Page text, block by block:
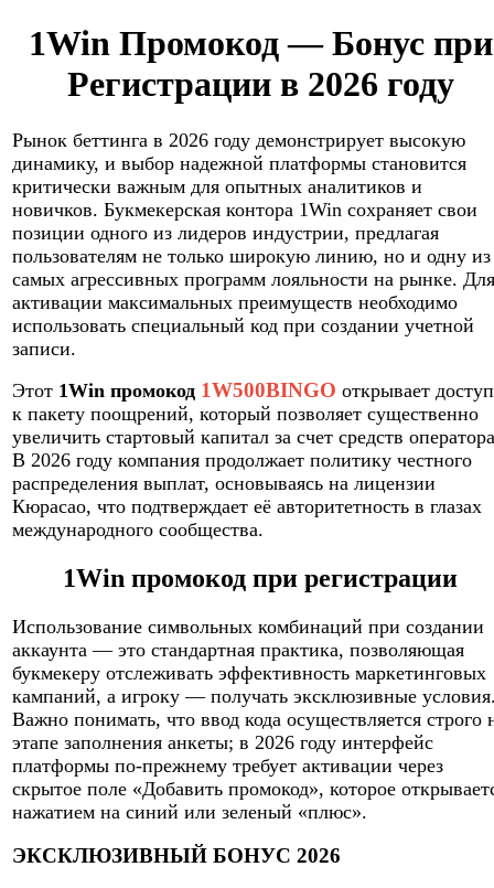
1Win Промокод — Бонус при
Регистрации в 2026 году
Рынок беттинга в 2026 году демонстрирует высокую
динамику, и выбор надежной платформы становится
критически важным для опытных аналитиков и
новичков. Букмекерская контора 1Win сохраняет свои
позиции одного из лидеров индустрии, предлагая
пользователям не только широкую линию, но и одну из
самых агрессивных программ лояльности на рынке. Для
активации максимальных преимуществ необходимо
использовать специальный код при создании учетной
записи.
Этот 1Win промокод 1W500BINGO открывает доступ
к пакету поощрений, который позволяет существенно
увеличить стартовый капитал за счет средств
В 2026 году компания продолжает политику честного
распределения выплат, основываясь на лицензии
Кюрасао, что подтверждает её авторитетность в глазах
международного сообщества.
1Win промокод при регистрации
Использование символьных комбинаций при создании
аккаунта — это стандартная практика, позволяющая
букмекеру отслеживать эффективность маркетинговых
кампаний, а игроку — получать эксклюзивные
Важно понимать, что ввод кода осуществляется строго
этапе заполнения анкеты; в 2026 году интерфейс
платформы по-прежнему требует активации через
скрытое поле «Добавить промокод», которое
нажатием на синий или зеленый «плюс».
ЭКСКЛЮЗИВНЫЙ БОНУС 2026